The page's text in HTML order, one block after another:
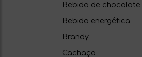
Bebida de chocolate
Bebida energética
Brandy
Cachaça